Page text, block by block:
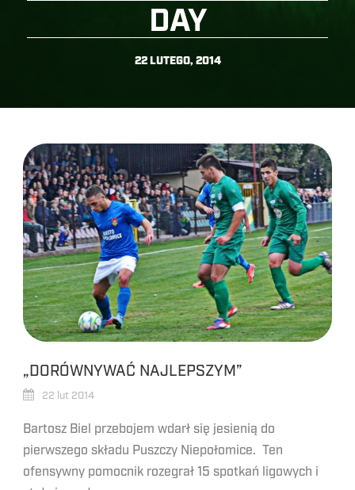
DAY
22 LUTEGO, 2014
„DORÓWNYWAĆ NAJLEPSZYM”
22 lut 2014
Bartosz Biel przebojem wdarł się jesienią do
pierwszego składu Puszczy Niepołomice. Ten
ofensywny pomocnik rozegrał 15 spotkań ligowych i